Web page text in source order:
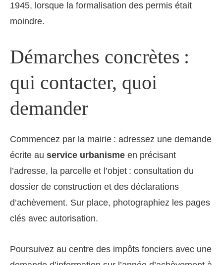
1945, lorsque la formalisation des permis était
moindre.
Démarches concrètes :
qui contacter, quoi
demander
Commencez par la mairie : adressez une demande
écrite au service urbanisme en précisant
l’adresse, la parcelle et l’objet : consultation du
dossier de construction et des déclarations
d’achèvement. Sur place, photographiez les pages
clés avec autorisation.
Poursuivez au centre des impôts fonciers avec une